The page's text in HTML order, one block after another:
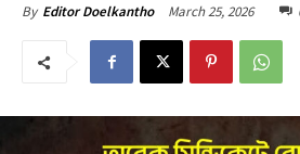
By Editor Doelkantho March 25, 2026